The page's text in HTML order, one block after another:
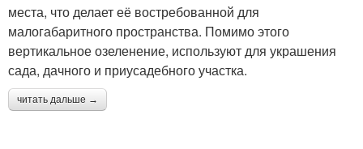
места, что делает её востребованной для
малогабаритного пространства. Помимо этого
вертикальное озеленение, используют для украшения
сада, дачного и приусадебного участка.
читать дальше →